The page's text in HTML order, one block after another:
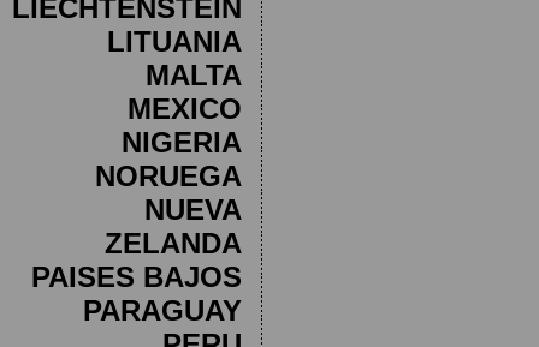
LIECHTENSTEIN
LITUANIA
MALTA
MEXICO
NIGERIA
NORUEGA
NUEVA
ZELANDA
PAISES BAJOS
PARAGUAY